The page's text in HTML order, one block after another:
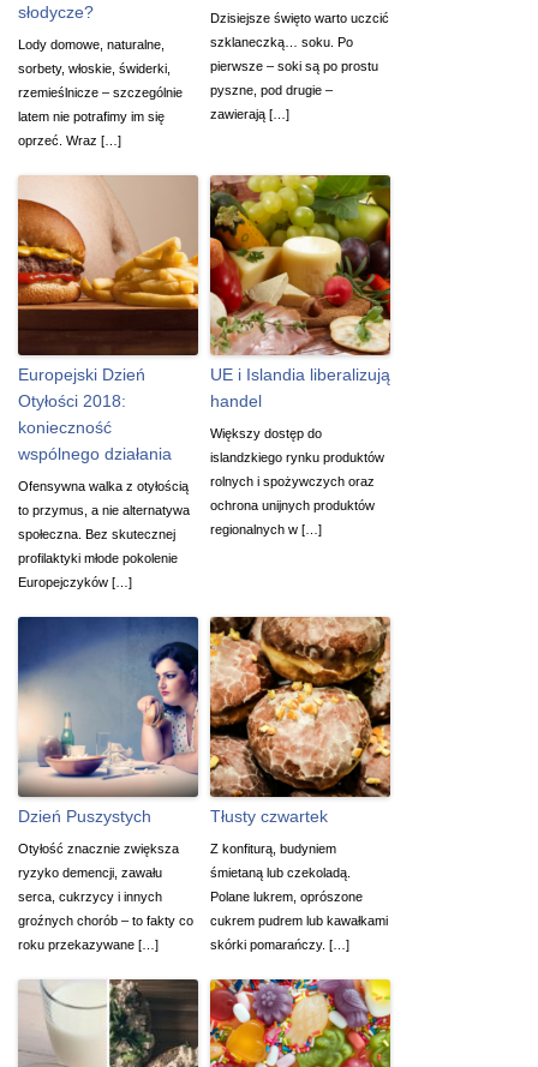
słodycze?
Lody domowe, naturalne,
sorbety, włoskie, świderki,
rzemieślnicze – szczególnie
latem nie potrafimy im się
oprzeć. Wraz […]
Dzisiejsze święto warto uczcić
szklaneczką… soku. Po
pierwsze – soki są po prostu
pyszne, pod drugie –
zawierają […]
Europejski Dzień
Otyłości 2018:
konieczność
wspólnego działania
Ofensywna walka z otyłością
to przymus, a nie alternatywa
społeczna. Bez skutecznej
profilaktyki młode pokolenie
Europejczyków […]
UE i Islandia liberalizują
handel
Większy dostęp do
islandzkiego rynku produktów
rolnych i spożywczych oraz
ochrona unijnych produktów
regionalnych w […]
Dzień Puszystych
Otyłość znacznie zwiększa
ryzyko demencji, zawału
serca, cukrzycy i innych
groźnych chorób – to fakty co
roku przekazywane […]
Tłusty czwartek
Z konfiturą, budyniem
śmietaną lub czekoladą.
Polane lukrem, oprószone
cukrem pudrem lub kawałkami
skórki pomarańczy. […]